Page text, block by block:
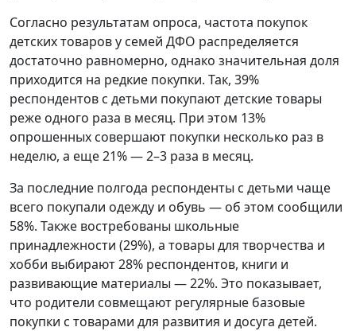
Согласно результатам опроса, частота покупок
детских товаров у семей ДФО распределяется
достаточно равномерно, однако значительная доля
приходится на редкие покупки. Так, 39%
респондентов с детьми покупают детские товары
реже одного раза в месяц. При этом 13%
опрошенных совершают покупки несколько раз в
неделю, а еще 21% — 2–3 раза в месяц.
За последние полгода респонденты с детьми чаще
всего покупали одежду и обувь — об этом сообщили
58%. Также востребованы школьные
принадлежности (29%), а товары для творчества и
хобби выбирают 28% респондентов, книги и
развивающие материалы — 22%. Это показывает,
что родители совмещают регулярные базовые
покупки с товарами для развития и досуга детей.